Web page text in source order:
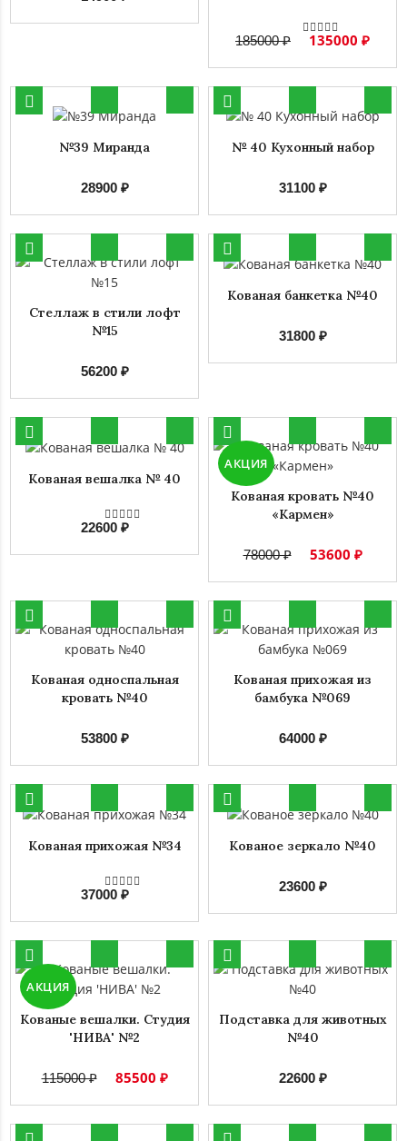
185000 ₽ 135000 ₽
№39 Миранда
28900 ₽
№ 40 Кухонный набор
31100 ₽
Стеллаж в стили лофт
№15
56200 ₽
Кованая банкетка №40
31800 ₽
Кованая вешалка № 40
22600 ₽
АКЦИЯ
Кованая кровать №40
«Кармен»
78000 ₽ 53600 ₽
Кованая односпальная
кровать №40
53800 ₽
Кованая прихожая из
бамбука №069
64000 ₽
Кованая прихожая №34
37000 ₽
Кованое зеркало №40
23600 ₽
АКЦИЯ
Кованые вешалки. Студия
'НИВА' №2
115000 ₽ 85500 ₽
Подставка для животных
№40
22600 ₽